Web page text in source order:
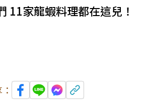
11家龍蝦料理都在這兒！